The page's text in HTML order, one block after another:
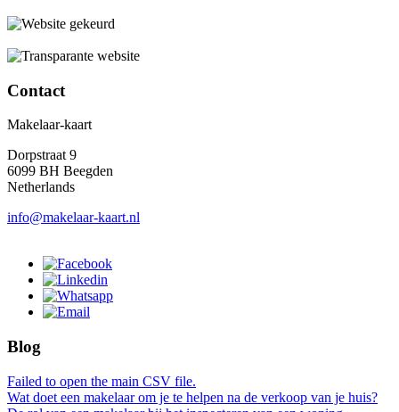
Contact
Makelaar-kaart
Dorpstraat 9
6099 BH Beegden
Netherlands
info@makelaar-kaart.nl
Blog
Failed to open the main CSV file.
Wat doet een makelaar om je te helpen na de verkoop van je huis?